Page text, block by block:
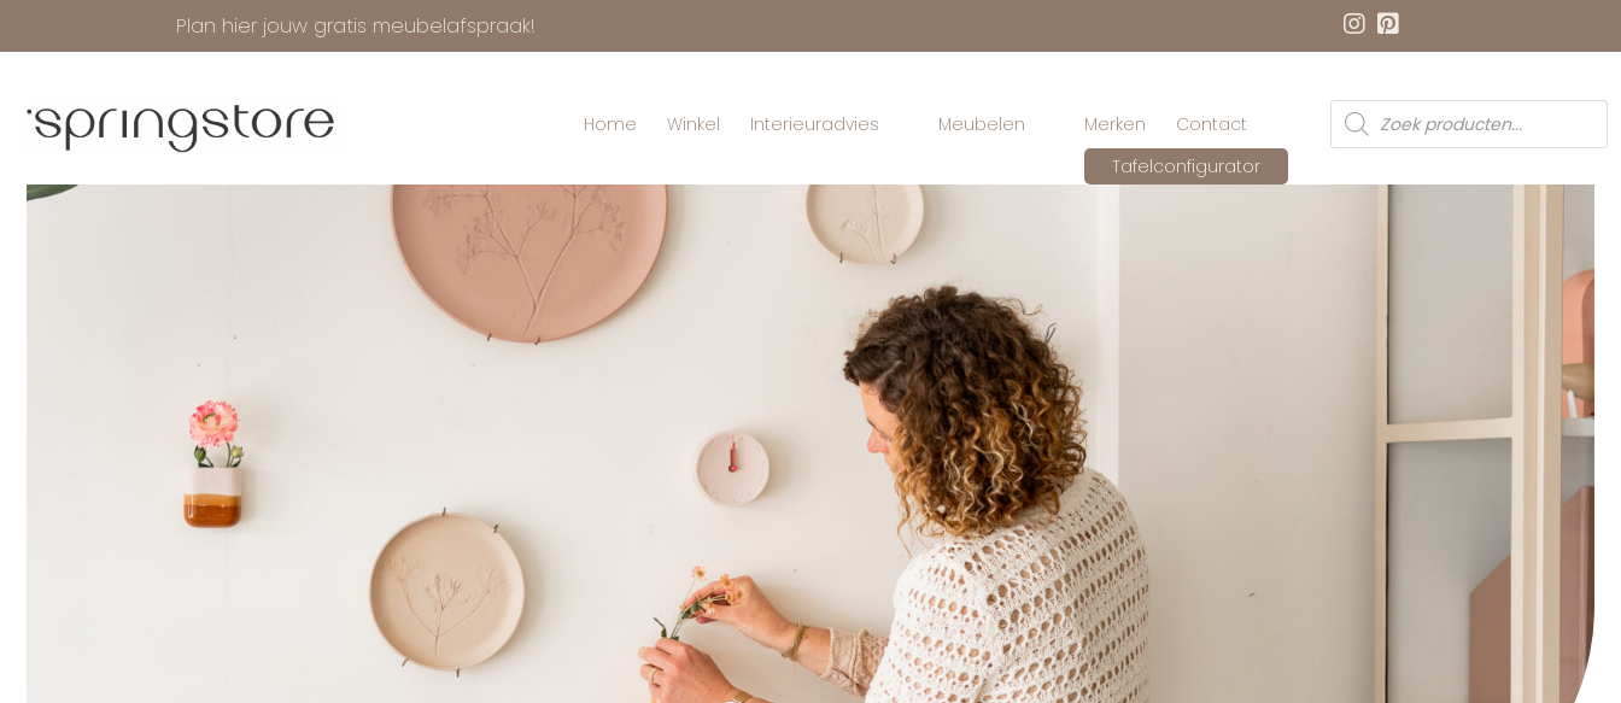
Plan hier jouw gratis meubelafspraak!
Home Winkel Interieuradvies Meubelen Merken
Contact
Tafelconfigurator
Producten
zoeken